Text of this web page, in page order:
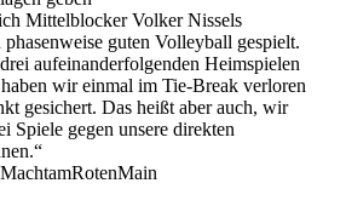
Mittelblocker Volker Nissels
guten Volleyball gespielt.
aufeinanderfolgenden Heimspielen
wir einmal im Tie-Break verloren
gesichert. Das heißt aber auch, wir
Spiele gegen unsere direkten